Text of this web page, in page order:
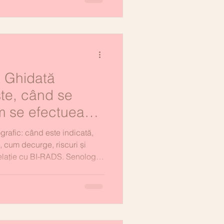
Ghidată
când se
se efectuează
când este indicată,
cum decurge, riscuri și
cu BI-RADS. Senologie